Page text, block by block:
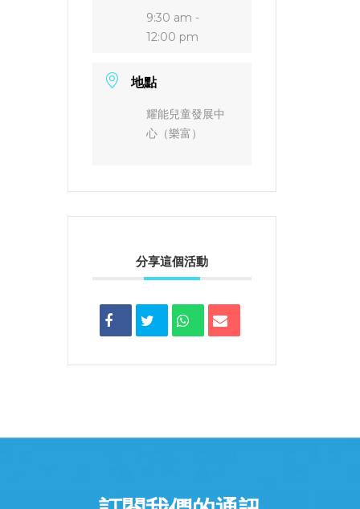
9:30 am -
12:00 pm
地點
耀能兒童發展中
心（樂富）
分享這個活動